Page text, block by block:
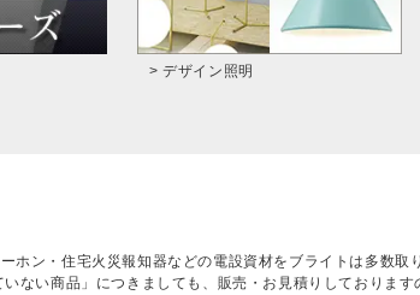
> デザイン照明
ホン・住宅火災報知器などの電設資材をブライトは多数取
ない商品」につきましても、販売・お見積りしておりま